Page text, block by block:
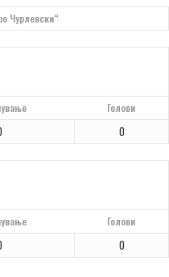
Чурлевски“
Голови
0
Голови
0